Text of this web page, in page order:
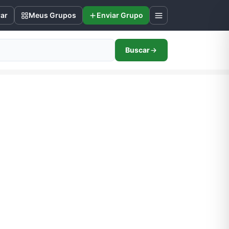
Meus Grupos Enviar Grupo
Buscar